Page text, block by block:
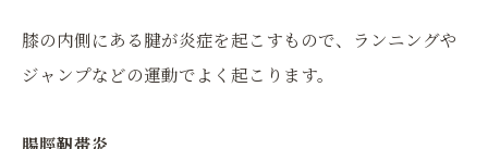
膝の内側にある腱が炎症を起こすもので、ランニングや
ジャンプなどの運動でよく起こります。
腸脛靭帯炎